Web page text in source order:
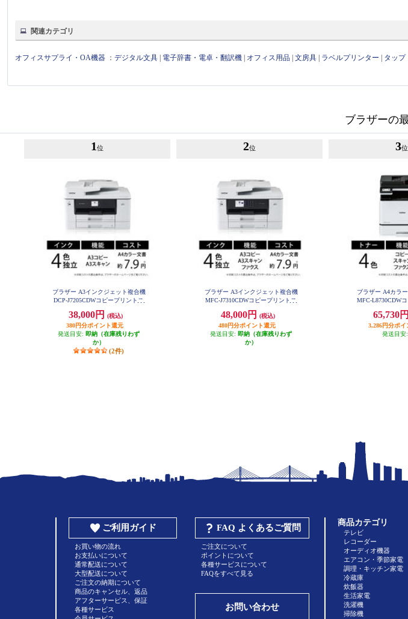
関連カテゴリ
オフィスサプライ・OA機器 ：デジタル文具 電子辞書・電卓・翻訳機 オフィス用品 |文房具 ラベルプリンター タップ
ブラザーの
1 位
ブラザー A3インクジェット複合機
DCP-J7205CDWコピープリントス
DCP-J7205CDW
38,000円
(税込)
380円分ポイント還元
発送目安: 即納（在庫残りわず
か）
(2件)
2位
ブラザー A3インクジェット複合機
MFC-J7310CDWコピープリントス
ネス MFC-J7310CDW
48,000円
(税込)
480円分ポイント還元
発送目安: 即納（在庫残りわず
か）
3位
ブラザー A4カラ
MFC-L8730CDW
LAN MFC-
65,730円
3,286円分ポイ
発送目安:
ご利用ガイド
お買い物の流れ
お支払いについて
通常配送について
大型配送について
ご注文の納期について
商品のキャンセル、返品
アフターサービス、保証
各種サービス
FAQ よくあるご質問
ご注文について
ポイントについて
各種サービスについて
FAQをすべて見る
お問い合わせ
商品カテゴリ
テレビ
レコーダー
オーディオ機器
エアコン・季節家電
調理・キッチン家電
冷蔵庫
炊飯器
生活家電
洗濯機
掃除機